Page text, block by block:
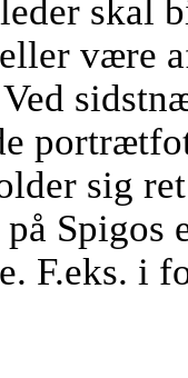
skal
være
sig
Spigos
F.eks. i